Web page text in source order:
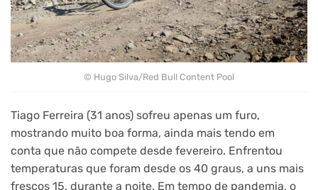
© Hugo Silva/Red Bull Content Pool
Tiago Ferreira (31 anos) sofreu apenas um furo,
mostrando muito boa forma, ainda mais tendo em
conta que não compete desde fevereiro. Enfrentou
temperaturas que foram desde os 40 graus, a uns mais
frescos 15, durante a noite. Em tempo de pandemia, o